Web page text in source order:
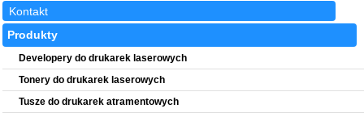
Kontakt
Produkty
Developery do drukarek laserowych
Tonery do drukarek laserowych
Tusze do drukarek atramentowych